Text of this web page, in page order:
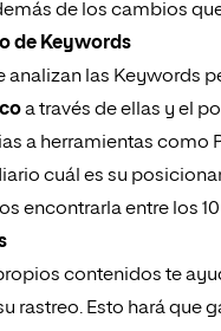
de los cambios
de Keywords
analizan las Keywords
a través de ellas y el
a herramientas como
cuál es su
encontrarla entre los
contenidos te
rastreo. Esto hará que